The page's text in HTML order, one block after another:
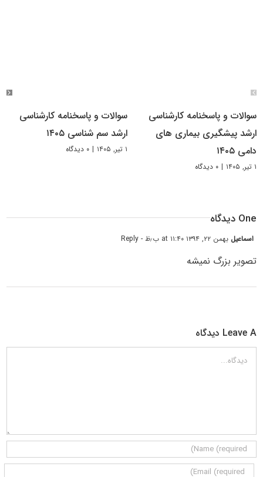
سوالات و پاسخنامه کارشناسی
ارشد پیشگیری بیماری های
دامی ۱۴۰۵
۱ تیر, ۱۴۰۵ | ۰ دیدگاه
سوالات و پاسخنامه کارشناسی
ارشد سم شناسی ۱۴۰۵
۱ تیر, ۱۴۰۵ | ۰ دیدگاه
One دیدگاه
اسماعیل بهمن ۲۲, ۱۳۹۴ at ۱۱:۴۰ ب٫ظ - Reply
تصویر بزرگ نمیشه
Leave A دیدگاه
دیدگاه